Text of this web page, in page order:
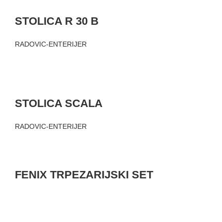
STOLICA R 30 B
RADOVIC-ENTERIJER
STOLICA SCALA
RADOVIC-ENTERIJER
FENIX TRPEZARIJSKI SET